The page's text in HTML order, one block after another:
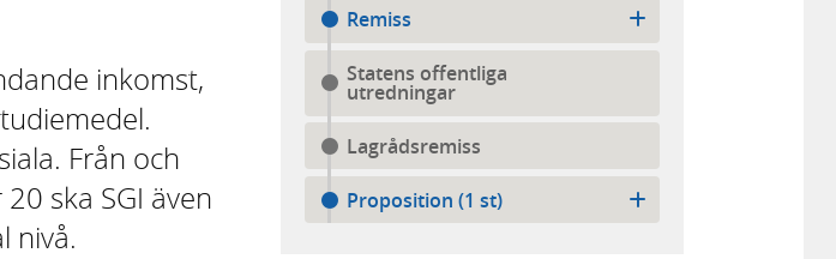
inkomst,
Från och
ska SGI även
nivå.
Remiss
Statens offentliga
utredningar
Lagrådsremiss
Proposition (1 st)